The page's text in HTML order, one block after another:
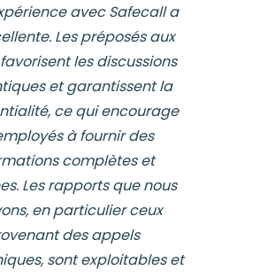
avec Safecall a
Les préposés aux
les discussions
et garantissent la
ce qui encourage
à fournir des
complètes et
Les rapports que nous
en particulier ceux
des appels
sont exploitables et